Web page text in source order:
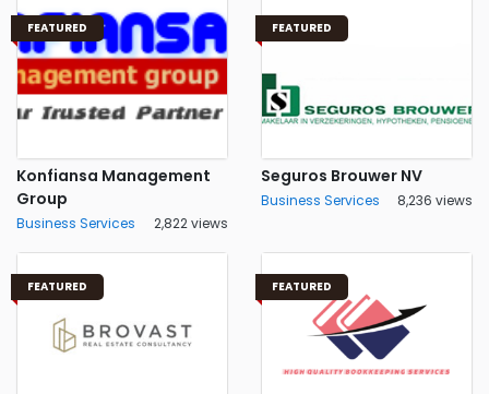
FEATURED
Konfiansa Management
Group
Business Services 2,822 views
FEATURED
Seguros Brouwer NV
Business Services 8,236 views
FEATURED FEATURED